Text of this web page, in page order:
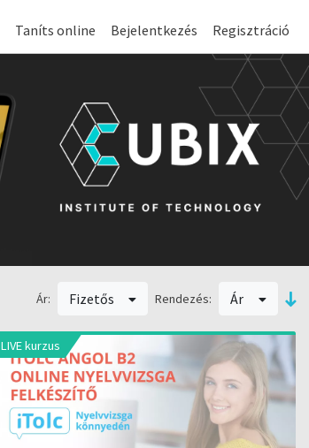
Taníts online Bejelentkezés Regisztráció
Ár: Fizetős Rendezés: Ár
LIVE kurzus